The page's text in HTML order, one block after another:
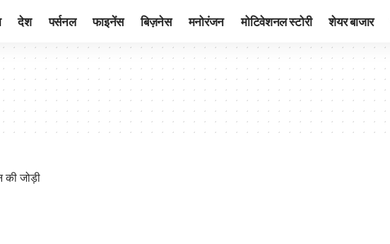
देश पर्सनल फाइनेंस बिज़नेस मनोरंजन मोटिवेशनल स्टोरी शेयर बाजार